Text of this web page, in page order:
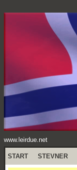
www.leirdue.net
START STEVNER